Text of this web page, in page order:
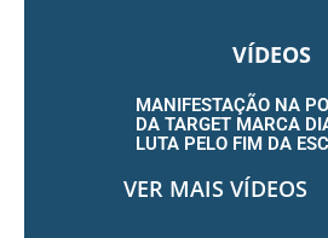
VÍDEOS
MANIFESTAÇÃO NA
DA TARGET MARCA
LUTA PELO FIM DA
VER MAIS VÍDEOS